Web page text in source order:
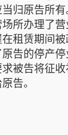
归原告所
所办理了
租赁期间
告的停产
被告将征
告。